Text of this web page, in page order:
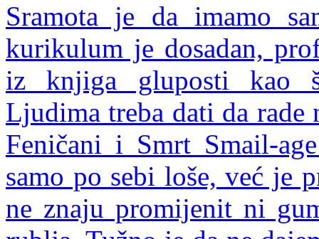
Sramota je da imamo
kurikulum je dosadan,
iz knjiga gluposti kao
Ljudima treba dati da rade
Feničani i Smrt Smail-
samo po sebi loše, već je
ne znaju promijenit ni